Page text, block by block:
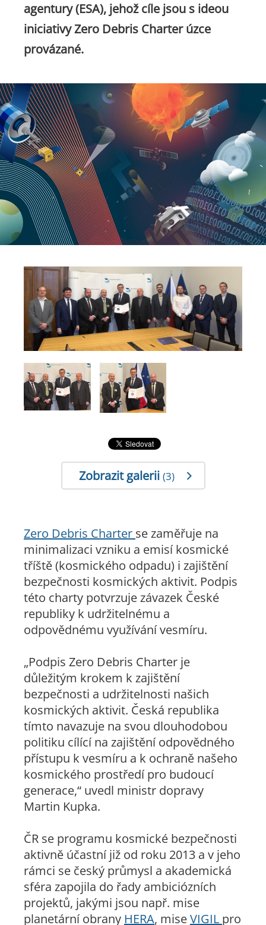
agentury (ESA), jehož cíle jsou s ideou
iniciativy Zero Debris Charter úzce
provázané.
Zobrazit galerii (3)
Zero Debris Charter se zaměřuje na
minimalizaci vzniku a emisí kosmické
tříště (kosmického odpadu) i zajištění
bezpečnosti kosmických aktivit. Podpis
této charty potvrzuje závazek České
republiky k udržitelnému a
odpovědnému využívání vesmíru.
„Podpis Zero Debris Charter je
důležitým krokem k zajištění
bezpečnosti a udržitelnosti našich
kosmických aktivit. Česká republika
tímto navazuje na svou dlouhodobou
politiku cílící na zajištění odpovědného
přístupu k vesmíru a k ochraně našeho
kosmického prostředí pro budoucí
generace,“ uvedl ministr dopravy
Martin Kupka.
ČR se programu kosmické bezpečnosti
aktivně účastní již od roku 2013 a v jeho
rámci se český průmysl a akademická
sféra zapojila do řady ambiciózních
projektů, jakými jsou např. mise
planetární obrany HERA, miseVIGIL pro